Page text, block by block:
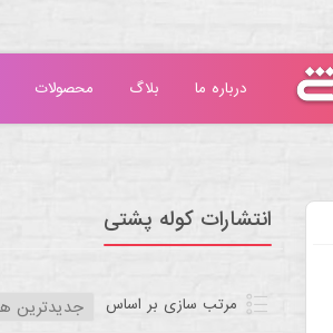
درباره ما بلاگ محصولات
انتشارات کوله پشتی
مرتب سازی بر اساس